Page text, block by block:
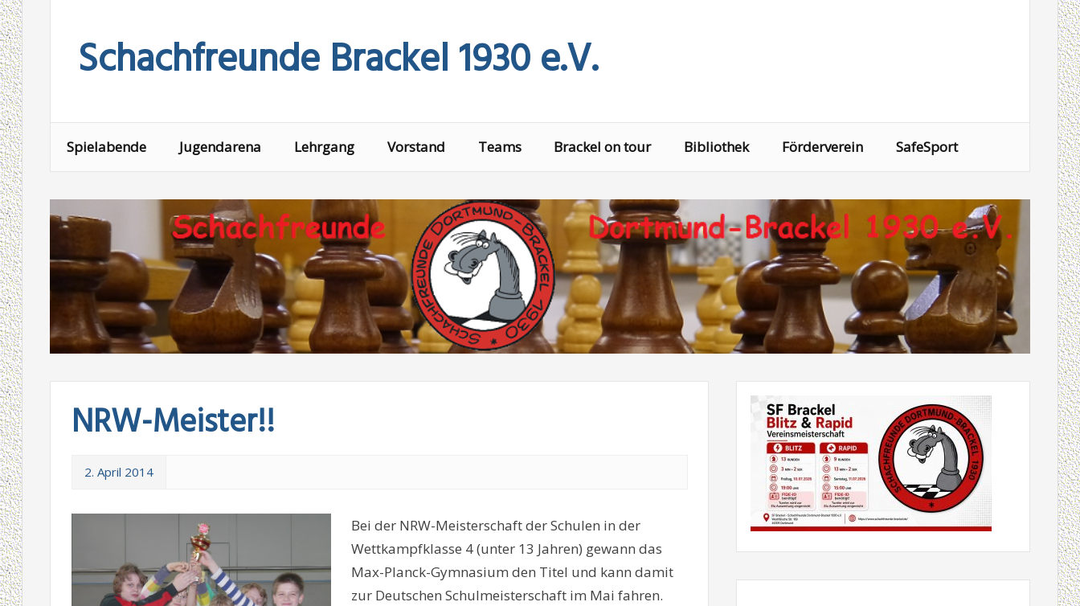
contentSchachfreunde Brackel 1930 e.V.
Spielabende Jugendarena Lehrgang Vorstand Teams Brackel on tour Bibliothek Förderverein SafeSport
NRW-Meister!!
2. April 2014
Bei der NRW-Meisterschaft der Schulen in der
Wettkampfklasse 4 (unter 13 Jahren) gewann das
Max-Planck-Gymnasium den Titel und kann damit
zur Deutschen Schulmeisterschaft im Mai fahren.